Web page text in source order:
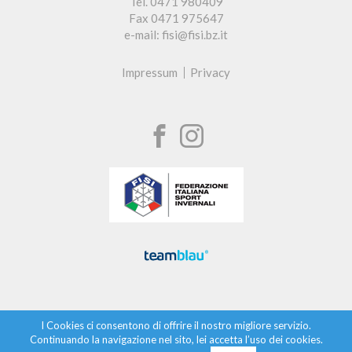
Fax 0471 975647
e-mail: fisi@fisi.bz.it
Impressum Privacy
I Cookies ci consentono di offrire il nostro migliore servizio.
Continuando la navigazione nel sito, lei accetta l’uso dei cookies.